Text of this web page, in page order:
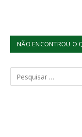
NÃO ENCONTROU O